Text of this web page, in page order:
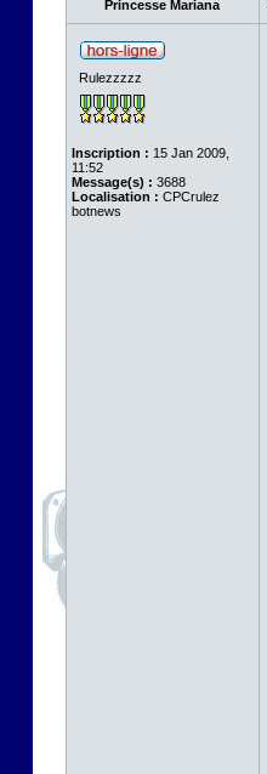
Princesse Mariana
Rulezzzzz
Inscription : 15 Jan 2009,
11:52
Message(s) : 3688
Localisation : CPCrulez
botnews